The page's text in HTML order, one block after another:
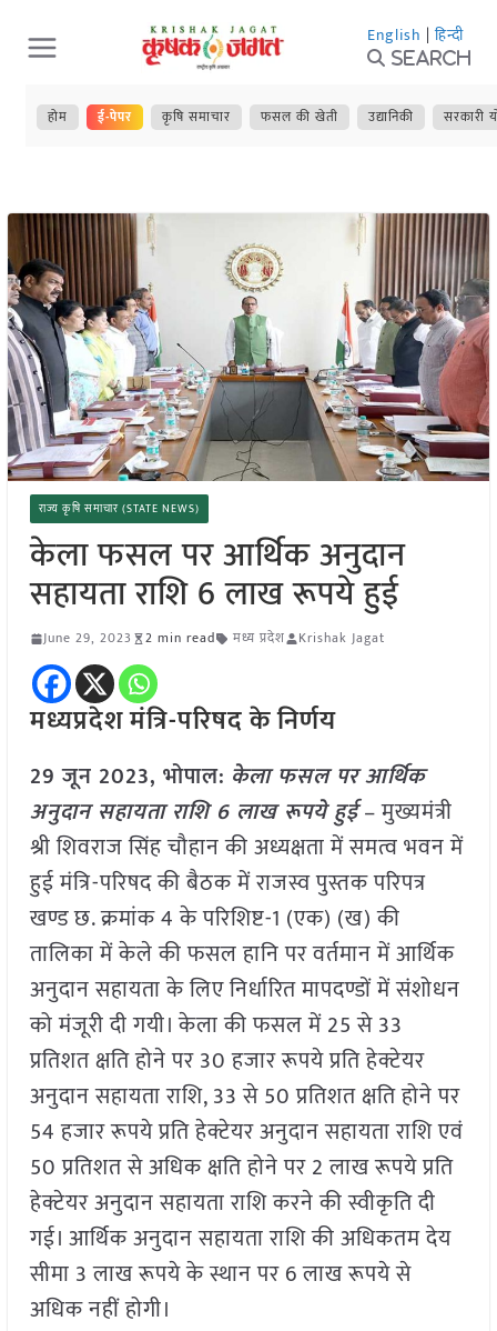
Skip
to
content
English | हिन्दी
Search
होम ई-पेपर कृषि समाचार फसल की खेती उद्यानिकी सरकारी
राज्य कृषि समाचार (STATE NEWS)
केला फसल पर आर्थिक अनुदान
सहायता राशि 6 लाख रूपये हुई
June 29, 2023 2 min read मध्य प्रदेश Krishak Jagat
मध्यप्रदेश मंत्रि-परिषद के निर्णय
29 जून 2023, भोपाल: केला फसल पर आर्थिक
अनुदान सहायता राशि 6 लाख रूपये हुई– मुख्यमंत्री
श्री शिवराज सिंह चौहान की अध्यक्षता में समत्व भवन में
हुई मंत्रि-परिषद की बैठक में राजस्व पुस्तक परिपत्र
खण्ड छ. क्रमांक 4 के परिशिष्ट-1 (एक) (ख) की
तालिका में केले की फसल हानि पर वर्तमान में आर्थिक
अनुदान सहायता के लिए निर्धारित मापदण्डों में संशोधन
को मंजूरी दी गयी। केला की फसल में 25 से 33
प्रतिशत क्षति होने पर 30 हजार रूपये प्रति हेक्टेयर
अनुदान सहायता राशि, 33 से 50 प्रतिशत क्षति होने पर
54 हजार रूपये प्रति हेक्टेयर अनुदान सहायता राशि एवं
50 प्रतिशत से अधिक क्षति होने पर 2 लाख रूपये प्रति
हेक्टेयर अनुदान सहायता राशि करने की स्वीकृति दी
गई। आर्थिक अनुदान सहायता राशि की अधिकतम देय
सीमा 3 लाख रूपये के स्थान पर 6 लाख रूपये से
अधिक नहीं होगी।